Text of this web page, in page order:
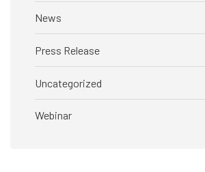
News
Press Release
Uncategorized
Webinar